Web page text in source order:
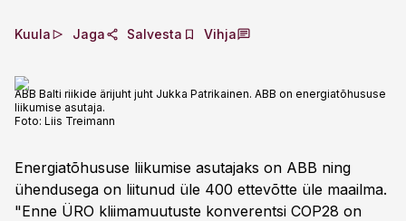
Kuula Jaga Salvesta Vihja
ABB Balti riikide ärijuht juht Jukka Patrikainen. ABB on energiatõhususe
liikumise asutaja.
Foto: Liis Treimann
Energiatõhususe liikumise asutajaks on ABB ning
ühendusega on liitunud üle 400 ettevõtte üle maailma.
"Enne ÜRO kliimamuutuste konverentsi COP28 on